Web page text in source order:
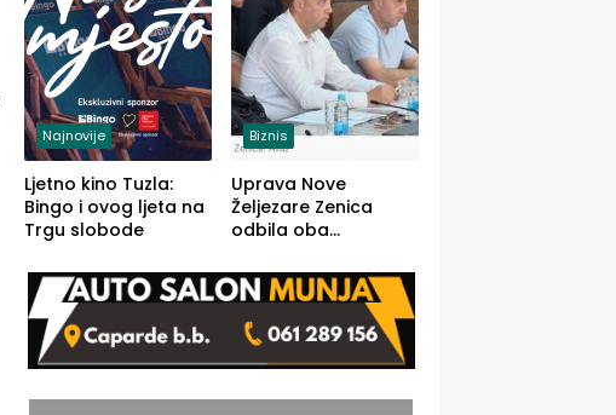
Najnovije
Ljetno kino Tuzla:
Bingo i ovog ljeta na
Trgu slobode
Biznis
Uprava Nove
Željezare Zenica
odbila oba
FBiH: Ustrajni da je
stečaj jedino rješenje